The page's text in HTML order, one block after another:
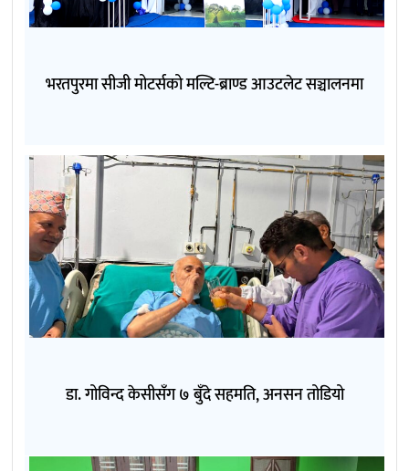
भरतपुरमा सीजी मोटर्सको मल्टि-ब्राण्ड आउटलेट सञ्चालनमा
डा. गोविन्द केसीसँग ७ बुँदे सहमति, अनसन तोडियो